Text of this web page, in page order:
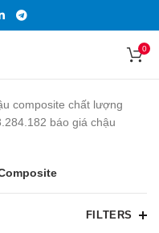
0
composite chất lượng
báo giá chậu
FILTERS